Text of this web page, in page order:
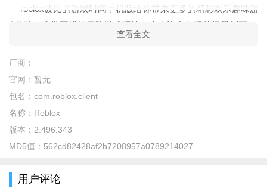
roblox波比的游戏时间手机版给你带来更多的精彩欢乐趣味游
戏体验，非常不错的冒险游戏玩法，会有许多好玩的场景刻画，
悚刺激的冒险等待解锁开启，在游戏之中想办法活下去，恐怖的
危机时刻到来哦！
roblox波比的游戏时间手机版中文安卓版特色：
1、非常惊险刺激的冒险解谜类型的游戏，在这里会有着非常
多的危险场景；
去完成更多的挑战；
查看全文
厂商：
官网： 暂无
包名： com.roblox.client
名称： Roblox
版本： 2.496.343
MD5值： 562cd82428af2b7208957a0789214027
用户评论